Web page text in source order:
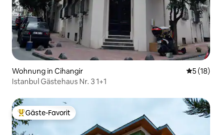
Wohnung in Cihangir
5 (18)
Istanbul Gästehaus Nr. 3 1+1
Beliebter Gäste-Favorit.
Gäste-Favorit